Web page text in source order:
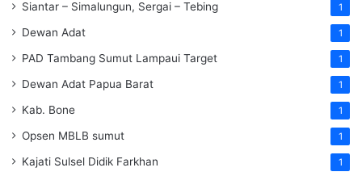
Siantar – Simalungun, Sergai – Tebing 1
Dewan Adat 1
PAD Tambang Sumut Lampaui Target 1
Dewan Adat Papua Barat 1
Kab. Bone 1
Opsen MBLB sumut 1
Kajati Sulsel Didik Farkhan 1